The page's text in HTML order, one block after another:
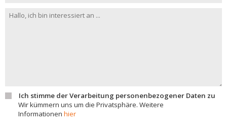
Ich stimme der Verarbeitung personenbezogener Daten zu
Wir kümmern uns um die Privatsphäre. Weitere
Informationen hier